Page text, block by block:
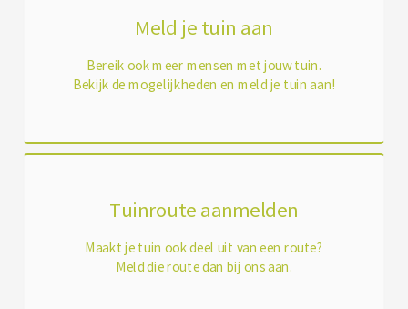
Meld je tuin aan
Bereik ook meer mensen met jouw tuin.
Bekijk de mogelijkheden en meld je tuin aan!
Tuinroute aanmelden
Maakt je tuin ook deel uit van een route?
Meld die route dan bij ons aan.